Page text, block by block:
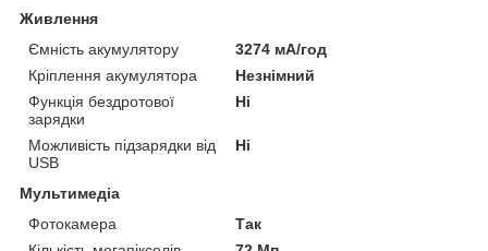
Живлення
Ємність акумулятору
3274 мА/год
Кріплення акумулятора
Незнімний
Функція бездротової
зарядки
Ні
Можливість підзарядки від
USB
Ні
Мультимедіа
Фотокамера
Так